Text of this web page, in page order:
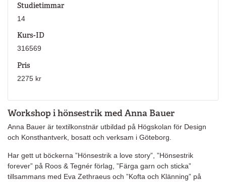
Workshop i hönsestrik med Anna Bauer
Anna Bauer är textilkonstnär utbildad på Högskolan för Design
och Konsthantverk, bosatt och verksam i Göteborg.
Har gett ut böckerna ”Hönsestrik a love story”, ”Hönsestrik
forever” på Roos & Tegnér förlag, ”Färga garn och sticka”
tillsammans med Eva Zethraeus och ”Kofta och Klänning” på
Studietimmar
14
Kurs-ID
316569
Pris
2275 kr